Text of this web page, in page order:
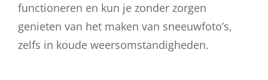
functioneren en kun je zonder zorgen
genieten van het maken van sneeuwfoto’s,
zelfs in koude weersomstandigheden.